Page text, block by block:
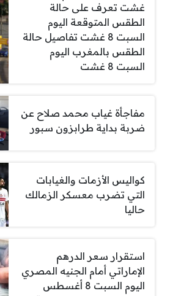
غشت تعرف على حالة
الطقس المتوقعة اليوم
السبت 8 غشت تفاصيل حالة
الطقس بالمغرب اليوم
السبت 8 غشت
مفاجأة غياب محمد صلاح عن
ضربة بداية طرابزون سبور
كواليس الأزمات والغيابات
التي تضرب معسكر الزمالك
حاليا
استقرار سعر الدرهم
الإماراتي أمام الجنيه المصري
اليوم السبت 8 أغسطس